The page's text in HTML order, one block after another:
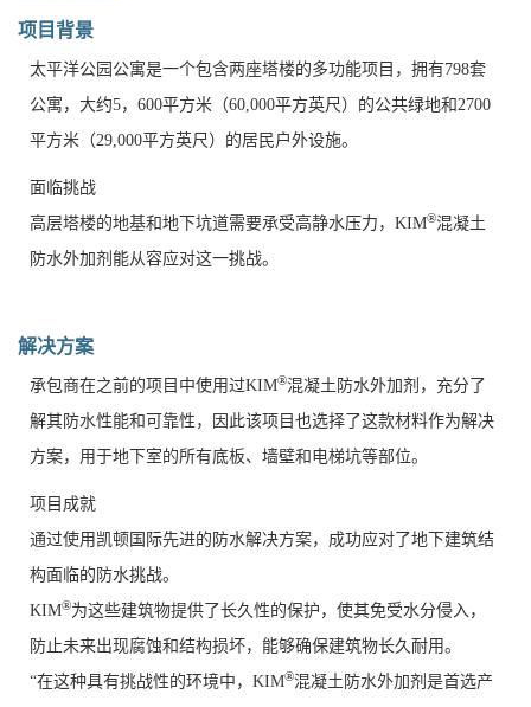
项目背景
太平洋公园公寓是一个包含两座塔楼的多功能项目，拥有798套
公寓，大约5，600平方米（60,000平方英尺）的公共绿地和2700
平方米（29,000平方英尺）的居民户外设施。
面临挑战
高层塔楼的地基和地下坑道需要承受高静水压力，KIM®混凝土
防水外加剂能从容应对这一挑战。
解决方案
承包商在之前的项目中使用过KIM®混凝土防水外加剂，充分了
解其防水性能和可靠性，因此该项目也选择了这款材料作为解决
方案，用于地下室的所有底板、墙壁和电梯坑等部位。
项目成就
通过使用凯顿国际先进的防水解决方案，成功应对了地下建筑结
构面临的防水挑战。
KIM®为这些建筑物提供了长久性的保护，使其免受水分侵入，
防止未来出现腐蚀和结构损坏，能够确保建筑物长久耐用。
“在这种具有挑战性的环境中，KIM®混凝土防水外加剂是首选产